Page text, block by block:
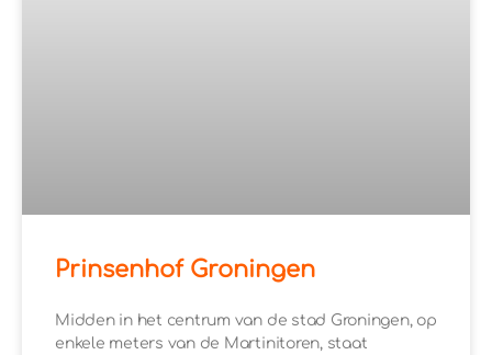
Prinsenhof Groningen
Midden in het centrum van de stad Groningen, op
enkele meters van de Martinitoren, staat